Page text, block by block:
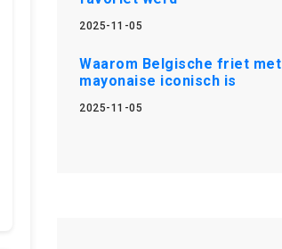
2025-11-05
Waarom Belgische friet met
mayonaise iconisch is
2025-11-05